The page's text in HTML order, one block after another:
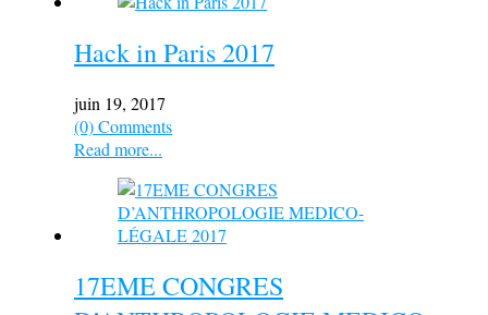
Hack in Paris 2017
juin 19, 2017
(0) Comments
Read more...
17EME CONGRES